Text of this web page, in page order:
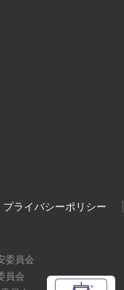
プライバシーポリシー
委員会
員会